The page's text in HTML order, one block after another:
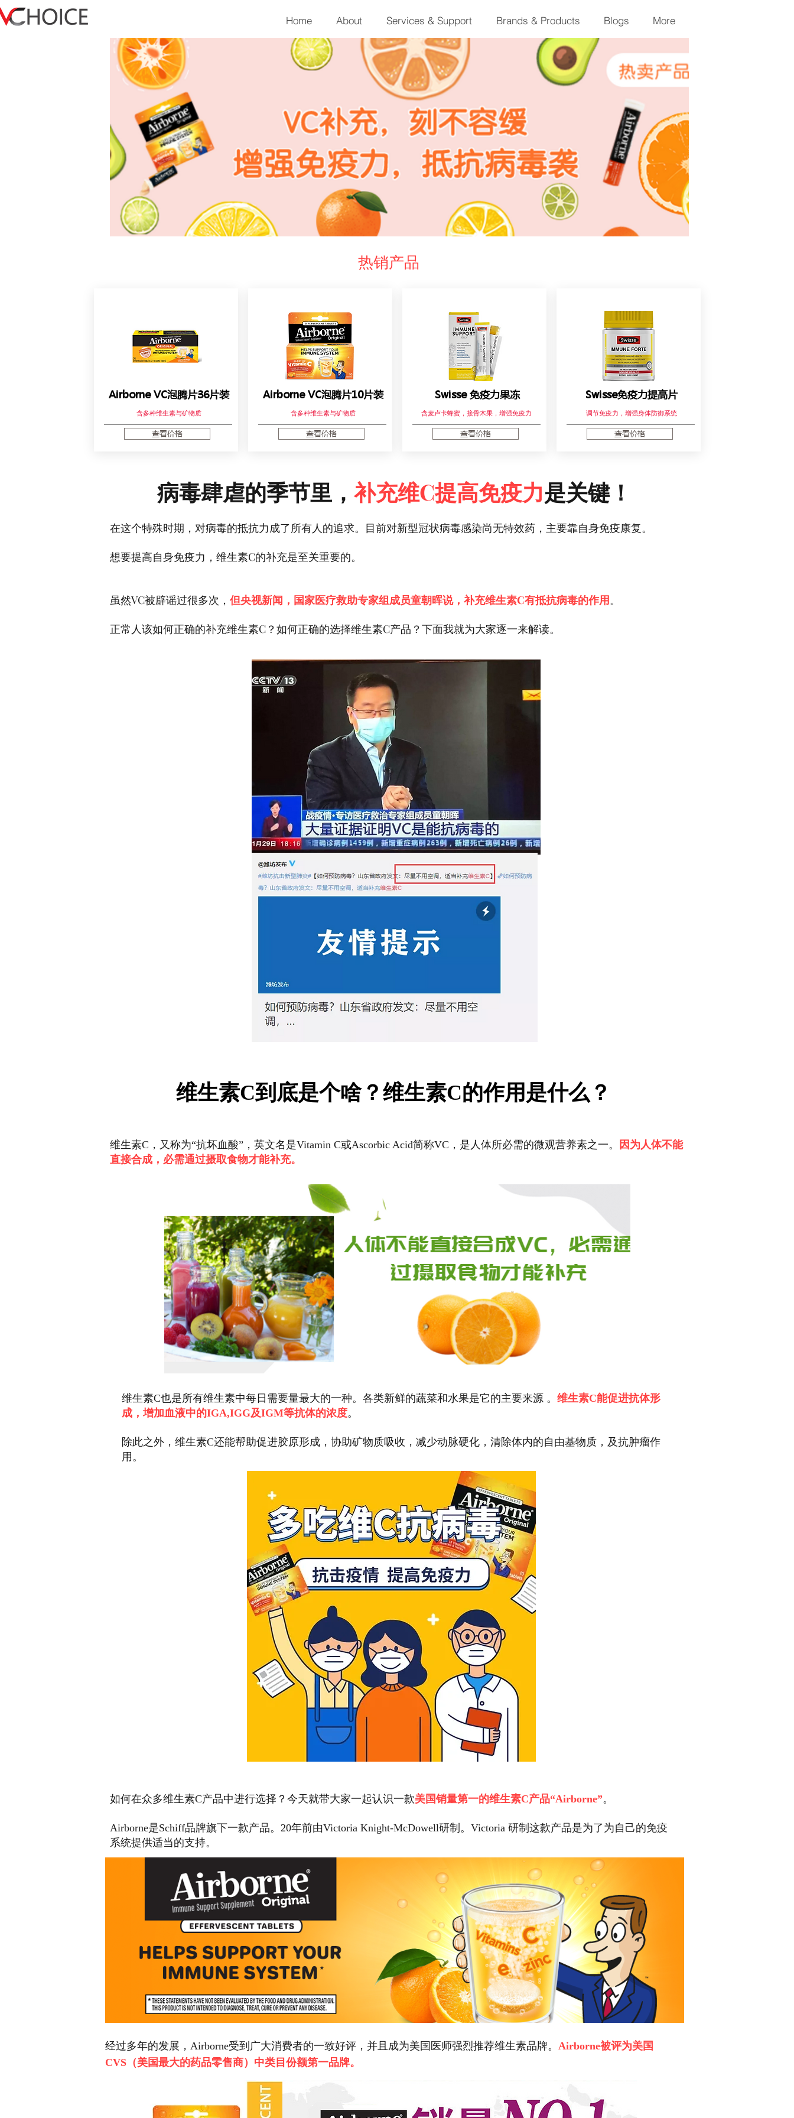
Home About Services & Support Brands & Products Blogs More
热销产品
Airborne VC泡腾片36片装
含多种维生素与矿物质
查看价格
Airborne VC泡腾片10片装
含多种维生素与矿物质
查看价格
Swisse 免疫力果冻
含麦卢卡蜂蜜，接骨木果，增强免疫力
查看价格
Swisse免疫力提高片
调节免疫力，增强身体防御系统
查看价格
病毒肆虐的季节里，补充维C提高免疫力是关键！
在这个特殊时期，对病毒的抵抗力成了所有人的追求。目前对新型冠状病毒感染尚无特效药，主要靠自身免疫康复。
想要提高自身免疫力，维生素C的补充是至关重要的。
虽然VC被辟谣过很多次， 但央视新闻，国家医疗救助专家组成员童朝晖说，补充维生素C有抵抗病毒的作用。
正常人该如何正确的补充维生素C？如何正确的选择维生素C产品？下面我就为大家逐一来解读。
维生素C到底是个啥？维生素C的作用是什么？
维生素C，又称为“抗坏血酸”，英文名是Vitamin C或Ascorbic Acid简称VC，是人体所必需的微观营养素之一。
因为人体不能
直接合成，必需通过摄取食物才能补充。
维生素C也是所有维生素中每日需要量最大的一种。各类新鲜的蔬菜和水果是它的主要来源 。 维生素C能促进抗体形
成，增加血液中的IGA,IGG及IGM等抗体的浓度。
除此之外，维生素C还能帮助促进胶原形成，协助矿物质吸收，减少动脉硬化，清除体内的自由基物质，及抗肿瘤作
用。
如何在众多维生素C产品中进行选择？今天就带大家一起认识一款美国销量第一的维生素C产品“Airborne”。
Airborne是Schiff品牌旗下一款产品。20年前由Victoria Knight-McDowell研制。Victoria 研制这款产品是为了为自己的免疫
系统提供适当的支持。
经过多年的发展，Airborne受到广大消费者的一致好评，并且成为美国医师强烈推荐维生素品牌。 Airborne被评为美国
CVS（美国最大的药品零售商）中类目份额第一品牌。